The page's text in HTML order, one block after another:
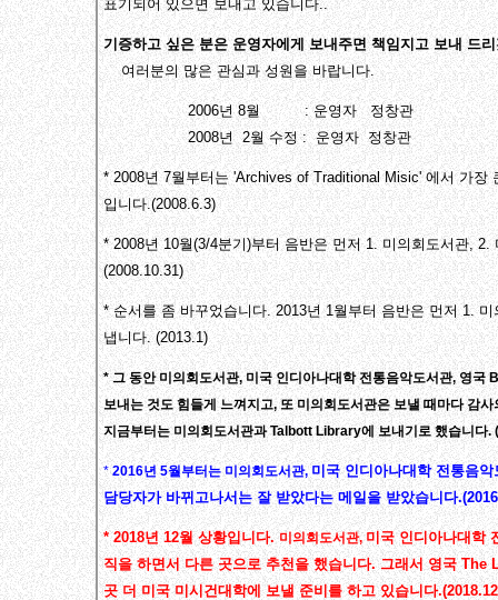
표기되어 있으면 보내고 있습니다..
기증하고 싶은 분은 운영자에게 보내주면 책임지고 보내 드
여러분의 많은 관심과 성원을 바랍니다.
2006년 8월 : 운영자 정창관
2008년 2월 수정 : 운영자 정창관
* 2008년 7월부터는 'Archives of Traditional Misic' 에서 가
입니다.(2008.6.3)
* 2008년 10월(3/4분기)부터 음반은 먼저 1. 미의회도서관,
(2008.10.31)
* 순서를 좀 바꾸었습니다. 2013년 1월부터 음반은 먼저 1.
냅니다. (2013.1)
* 그 동안 미의회도서관, 미국 인디아나대학 전통음악도서관, 영국
보내는 것도 힘들게 느껴지고, 또 미의회도서관은 보낼 때마다 감
지금부터는 미의회도서관과 Talbott Library에 보내기로 했습니다.
*2016년 5월부터는 미의회도서관,미국 인디아나대학 전통음
담당자가 바뀌고나서는 잘 받았다는 메일을 받았습니다
* 2018년 12월 상황입니다.미의회도서관,미국 인디아나대학
직을 하면서 다른 곳으로 추천을 했습니다. 그래서 영국
곳 더 미국 미시건대학에 보낼 준비를 하고 있습니다